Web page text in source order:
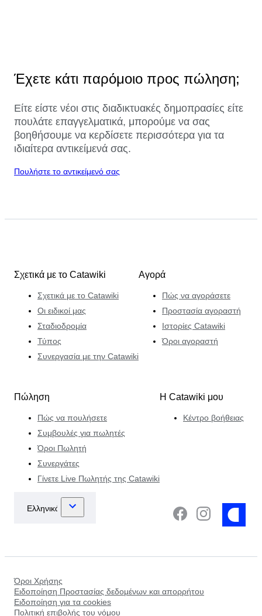
Έχετε κάτι παρόμοιο προς πώληση;
Είτε είστε νέοι στις διαδικτυακές δημοπρασίες είτε
πουλάτε επαγγελματικά, μπορούμε να σας
βοηθήσουμε να κερδίσετε περισσότερα για τα
ιδιαίτερα αντικείμενά σας.
Πουλήστε το αντικείμενό σας
Σχετικά με το Catawiki
Σχετικά με το Catawiki
Οι ειδικοί μας
Σταδιοδρομία
Τύπος
Συνεργασία με την Catawiki
Αγορά
Πώς να αγοράσετε
Προστασία αγοραστή
Ιστορίες Catawiki
Όροι αγοραστή
Πώληση
Πώς να πουλήσετε
Συμβουλές για πωλητές
Όροι Πωλητή
Συνεργάτες
Γίνετε Live Πωλητής της Catawiki
Η Catawiki μου
Κέντρο βοήθειας
Όροι Χρήσης
Ειδοποίηση Προστασίας δεδομένων και απορρήτου
Ειδοποίηση για τα cookies
Πολιτική επιβολής του νόμου